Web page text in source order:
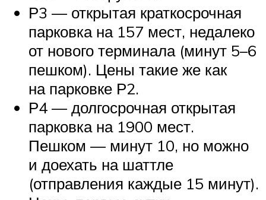
Р3 — открытая краткосрочная
парковка на 157 мест, недалеко
от нового терминала (минут 5–6
пешком). Цены такие же как
на парковке Р2.
Р4 — долгосрочная открытая
парковка на 1900 мест.
Пешком — минут 10, но можно
и доехать на шаттле
(отправления каждые 15 минут).